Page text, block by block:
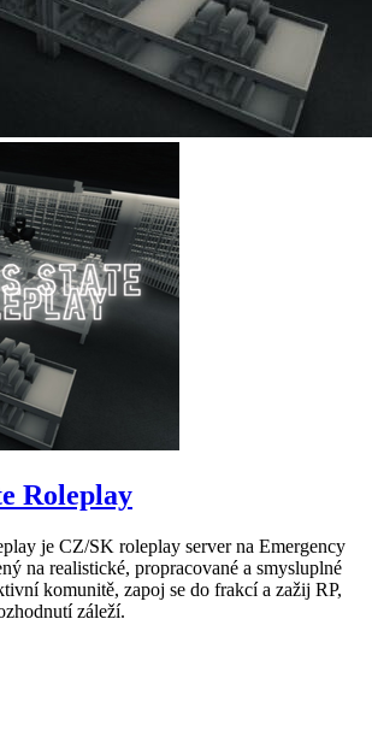
Roleplay
je CZ/SK roleplay server na Emergency
na realistické, propracované a smysluplné
komunitě, zapoj se do frakcí a zažij RP,
záleží.